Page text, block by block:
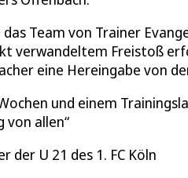
Team von Trainer
verwandeltem Freistoß
eine Hereingabe von
und einem
von allen
der U 21 des 1. FC Köln